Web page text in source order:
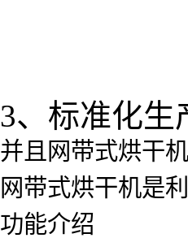
3、标准化生
并且网带式烘干
网带式烘干机是
功能介绍